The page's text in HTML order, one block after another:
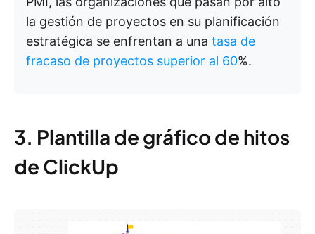
la gestión de proyectos en su planificación
estratégica se enfrentan a una tasa de
fracaso de proyectos superior al 60%.
3. Plantilla de gráfico de hitos
de ClickUp